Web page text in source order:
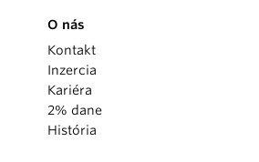
O nás
Kontakt
Inzercia
Kariéra
2% dane
História